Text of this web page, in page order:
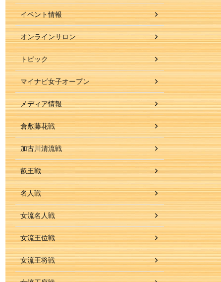
イベント情報
オンラインサロン
トピック
マイナビ女子オープン
メディア情報
倉敷藤花戦
加古川清流戦
叡王戦
名人戦
女流名人戦
女流王位戦
女流王将戦